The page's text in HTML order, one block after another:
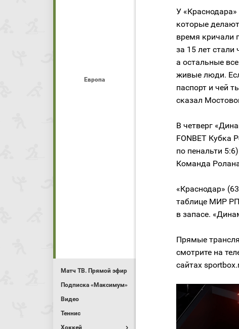
Европа
Матч ТВ. Прямой эфир
Подписка «Максимум»
Видео
Теннис
Хоккей
У
которые
время кричали
за 15 лет стали
а остальные
живые люди.
паспорт и чей
сказал
В четверг
FONBET Кубка
по пенальти
Команда
«Краснодар»
таблице МИР
в запасе.
Прямые
смотрите на
сайтах